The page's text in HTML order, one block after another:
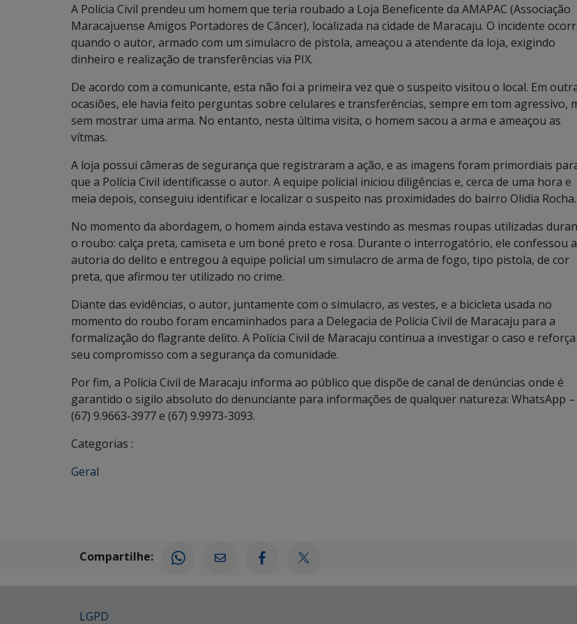
A Polícia Civil prendeu um homem que teria roubado a Loja Beneficente da AMAPAC (Associação
Maracajuense Amigos Portadores de Câncer), localizada na cidade de Maracaju. O incidente
quando o autor, armado com um simulacro de pistola, ameaçou a atendente da loja, exigindo
dinheiro e realização de transferências via PIX.
De acordo com a comunicante, esta não foi a primeira vez que o suspeito visitou o local. Em
ocasiões, ele havia feito perguntas sobre celulares e transferências, sempre em tom agressivo,
sem mostrar uma arma. No entanto, nesta última visita, o homem sacou a arma e ameaçou as
vítmas.
A loja possui câmeras de segurança que registraram a ação, e as imagens foram primordiais
que a Polícia Civil identificasse o autor. A equipe policial iniciou diligências e, cerca de uma hora e
meia depois, conseguiu identificar e localizar o suspeito nas proximidades do bairro Olidia Rocha.
No momento da abordagem, o homem ainda estava vestindo as mesmas roupas utilizadas
o roubo: calça preta, camiseta e um boné preto e rosa. Durante o interrogatório, ele confessou a
autoria do delito e entregou à equipe policial um simulacro de arma de fogo, tipo pistola, de cor
preta, que afirmou ter utilizado no crime.
Diante das evidências, o autor, juntamente com o simulacro, as vestes, e a bicicleta usada no
momento do roubo foram encaminhados para a Delegacia de Polícia Civil de Maracaju para a
formalização do flagrante delito. A Polícia Civil de Maracaju continua a investigar o caso e reforça
seu compromisso com a segurança da comunidade.
Por fim, a Polícia Civil de Maracaju informa ao público que dispõe de canal de denúncias onde é
garantido o sigilo absoluto do denunciante para informações de qualquer natureza: WhatsApp –
(67) 9.9663-3977 e (67) 9.9973-3093.
Categorias :
Geral
Compartilhe:
LGPD